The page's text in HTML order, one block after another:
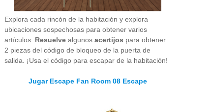
Explora cada rincón de la habitación y explora
ubicaciones sospechosas para obtener varios
artículos. Resuelve algunos acertijos para obtener
2 piezas del código de bloqueo de la puerta de
salida. ¡Usa el código para escapar de la habitación!
Jugar Escape Fan Room 08 Escape